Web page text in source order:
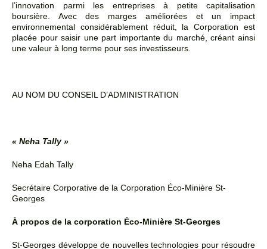
l’innovation parmi les entreprises à petite capitalisation
boursière. Avec des marges améliorées et un impact
environnemental considérablement réduit, la Corporation est
placée pour saisir une part importante du marché, créant ainsi
une valeur à long terme pour ses investisseurs.
AU NOM DU CONSEIL D’ADMINISTRATION
« Neha Tally »
Neha Edah Tally
Secrétaire Corporative de la Corporation Éco-Minière St-
Georges
À propos de la corporation Éco-Minière St-Georges
St-Georges développe de nouvelles technologies pour résoudre